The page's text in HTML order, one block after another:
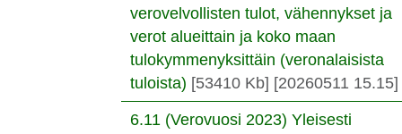
verovelvollisten tulot, vähennykset ja
verot alueittain ja koko maan
tulokymmenyksittäin (veronalaisista
tuloista) [53410 Kb] [20260511 15.15]
6.11 (Verovuosi 2023) Yleisesti